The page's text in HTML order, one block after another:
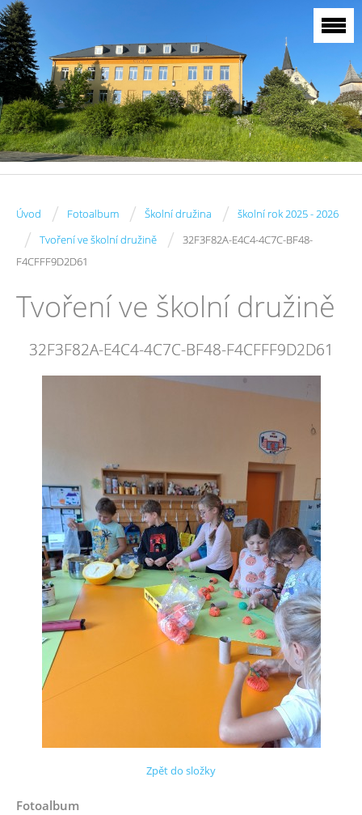
Úvod / Fotoalbum / Školní družina / školní rok 2025 - 2026
/ Tvoření ve školní družině /
32F3F82A-E4C4-4C7C-BF48-
F4CFFF9D2D61
Tvoření ve školní družině
32F3F82A-E4C4-4C7C-BF48-F4CFFF9D2D61
Zpět do složky
Fotoalbum